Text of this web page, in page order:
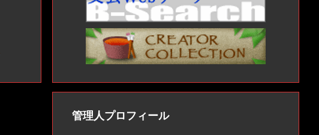
管理人プロフィール